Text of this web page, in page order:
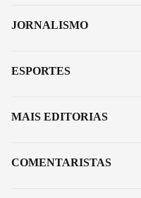
JORNALISMO
ESPORTES
MAIS EDITORIAS
COMENTARISTAS